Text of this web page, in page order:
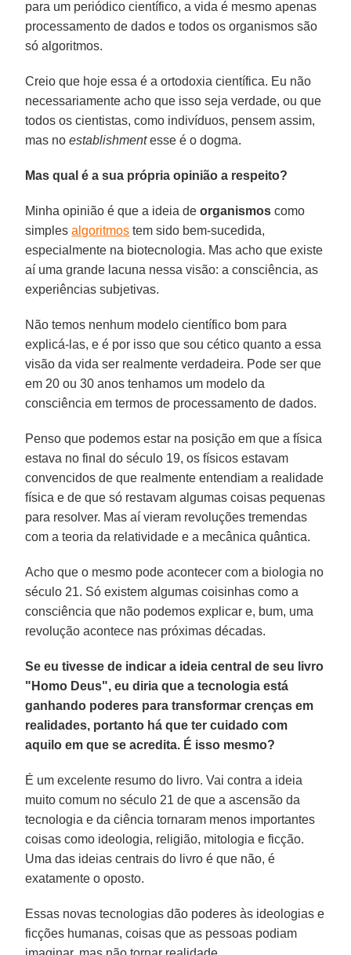
para um periódico científico, a vida é mesmo apenas
processamento de dados e todos os organismos são
só algoritmos.
Creio que hoje essa é a ortodoxia científica. Eu não
necessariamente acho que isso seja verdade, ou que
todos os cientistas, como indivíduos, pensem assim,
mas noestablishmentesse é o dogma.
Mas qual é a sua própria opinião a respeito?
Minha opinião é que a ideia deorganismos como
simplesalgoritmos tem sido bem-sucedida,
especialmente na biotecnologia. Mas acho que existe
aí uma grande lacuna nessa visão: a consciência, as
experiências subjetivas.
Não temos nenhum modelo científico bom para
explicá-las, e é por isso que sou cético quanto a essa
visão da vida ser realmente verdadeira. Pode ser que
em 20 ou 30 anos tenhamos um modelo da
consciência em termos de processamento de dados.
Penso que podemos estar na posição em que a física
estava no final do século 19, os físicos estavam
convencidos de que realmente entendiam a realidade
física e de que só restavam algumas coisas pequenas
para resolver. Mas aí vieram revoluções tremendas
com a teoria da relatividade e a mecânica quântica.
Acho que o mesmo pode acontecer com a biologia no
século 21. Só existem algumas coisinhas como a
consciência que não podemos explicar e, bum, uma
revolução acontece nas próximas décadas.
Se eu tivesse de indicar a ideia central de seu livro
"Homo Deus", eu diria que a tecnologia está
ganhando poderes para transformar crenças em
realidades, portanto há que ter cuidado com
aquilo em que se acredita. É isso mesmo?
É um excelente resumo do livro. Vai contra a ideia
muito comum no século 21 de que a ascensão da
tecnologia e da ciência tornaram menos importantes
coisas como ideologia, religião, mitologia e ficção.
Uma das ideias centrais do livro é que não, é
exatamente o oposto.
Essas novas tecnologias dão poderes às ideologias e
ficções humanas, coisas que as pessoas podiam